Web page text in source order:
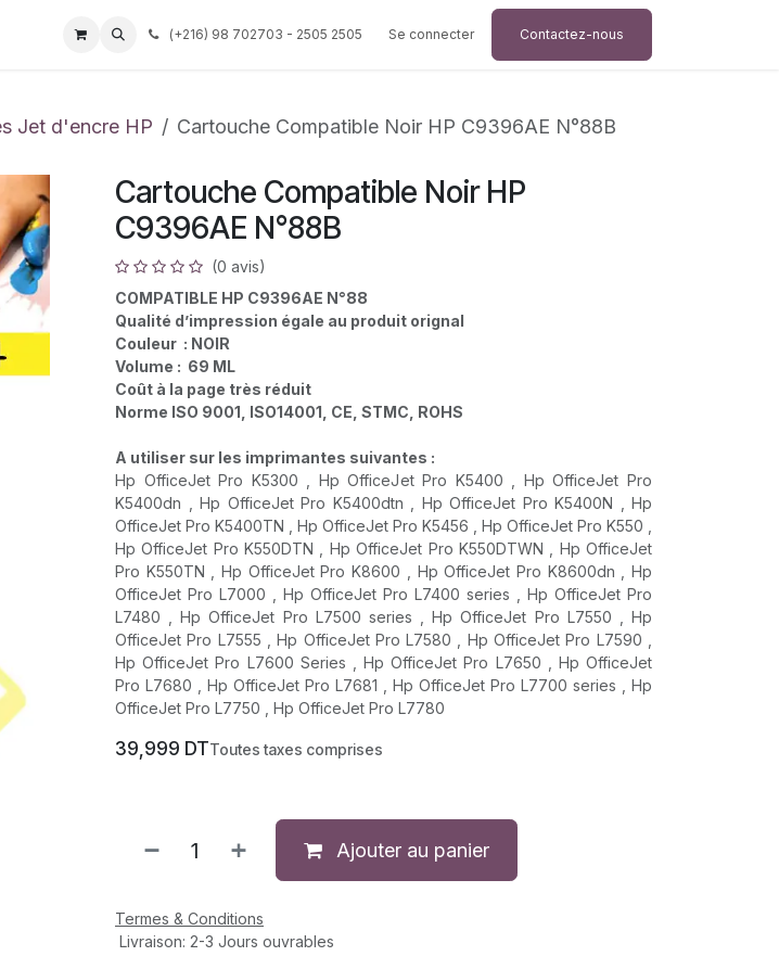
Société Aide
(+216) 98 702703 - 2505 2505 Se connecter Contactez-nous
Jet d'encre HP Cartouche Compatible Noir HP C9396AE N°88B
Cartouche Compatible Noir HP
C9396AE N°88B
(0 avis)
COMPATIBLE HP C9396AE N°88
Qualité d’impression égale au produit orignal
Couleur : NOIR
Volume : 69 ML
Coût à la page très réduit
Norme ISO 9001, ISO14001, CE, STMC, ROHS
A utiliser sur les imprimantes suivantes :
Hp OfficeJet Pro K5300 , Hp OfficeJet Pro K5400 , Hp OfficeJet Pro
K5400dn , Hp OfficeJet Pro K5400dtn , Hp OfficeJet Pro K5400N , Hp
OfficeJet Pro K5400TN , Hp OfficeJet Pro K5456 , Hp OfficeJet Pro K550 ,
Hp OfficeJet Pro K550DTN , Hp OfficeJet Pro K550DTWN , Hp OfficeJet
Pro K550TN , Hp OfficeJet Pro K8600 , Hp OfficeJet Pro K8600dn , Hp
OfficeJet Pro L7000 , Hp OfficeJet Pro L7400 series , Hp OfficeJet Pro
L7480 , Hp OfficeJet Pro L7500 series , Hp OfficeJet Pro L7550 , Hp
OfficeJet Pro L7555 , Hp OfficeJet Pro L7580 , Hp OfficeJet Pro L7590 ,
Hp OfficeJet Pro L7600 Series , Hp OfficeJet Pro L7650 , Hp OfficeJet
Pro L7680 , Hp OfficeJet Pro L7681 , Hp OfficeJet Pro L7700 series , Hp
OfficeJet Pro L7750 , Hp OfficeJet Pro L7780
39,999 DTToutes taxes comprises
Ajouter au panier
Termes & Conditions
Livraison: 2-3 Jours ouvrables